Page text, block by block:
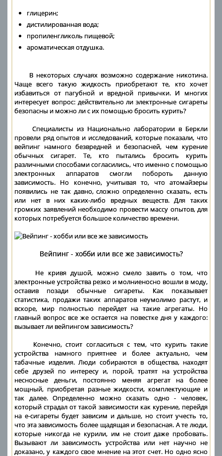
глицерин;
дистилированная вода;
пропиленгликоль пищевой;
ароматическая отдушка.
В некоторых случаях возможно содержание никотина.
Чаще всего такую жидкость приобретают те, кто хочет
избавиться от пагубной и вредной привычки. И многих
интересует вопрос: действительно ли электронные сигареты
безопасны и можно ли с их помощью бросить курить?
Специалисты из Национально лаборатории в Беркли
провели ряд опытов и исследований, которые показали, что
вейпинг намного безвредней и безопасней, чем курение
обычных сигарет. Те, кто пытались бросить курить
различными способами согласились, что именно с помощью
электронных аппаратов смогли побороть данную
зависимость. Но конечно, учитывая то, что атомайзеры
появились не так давно, сложно определенно сказать, есть
или нет в них каких-либо вредных веществ. Для таких
громких заявлений необходимо провести массу опытов, для
которых потребуется большое количество времени.
Вейпинг - хобби или все же зависимость?
Не кривя душой, можно смело завить о том, что
электронные устройства резко и молниеносно вошли в моду,
оставив позади обычные сигареты. Как показывает
статистика, продажи таких аппаратов неумолимо растут, и
вскоре, мир полностью перейдет на такие агрегаты. Но
главный вопрос все же остается на повестке дня у каждого:
вызывает ли вейпингом зависимость?
Конечно, стоит согласиться с тем, что курить такие
устройства намного приятнее и более актуально, чем
табачные изделия. Люди собираются в общества, находят
себе друзей по интересу и, порой, тратят на устройства
несносные деньги, постоянно меняя агрегат на более
мощный, приобретая разные жидкости, комплектующие и
так далее. Определенно можно сказать одно - человек,
который страдал от такой зависимости как курение, перейдя
на е-сигареты будет зависим и дальше, но стоит учесть то,
что эта зависимость более щадящая и безопасная. А те люди,
которые никогда не курили, им не стоит даже пробовать.
Вызывают ли зависимость устройства или нет научно не
доказано, у каждого свое мнение на этот счет. Но одно ясно